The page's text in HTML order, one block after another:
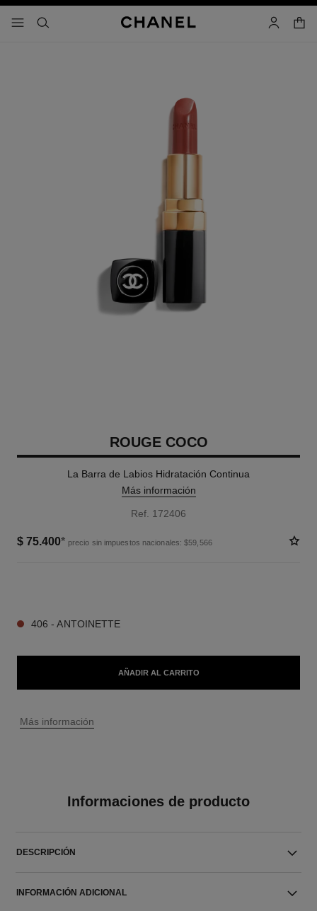
- navegación principal
buscar cuenta
ROUGE COCO
La Barra de Labios Hidratación Continua
Más información
Ref. 172406
$ 75.400* precio sin impuestos nacionales: $59,566
406 - ANTOINETTE
AÑADIR AL CARRITO
↩
Más información
Informaciones de producto
DESCRIPCIÓN
INFORMACIÓN ADICIONAL